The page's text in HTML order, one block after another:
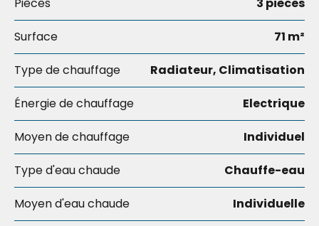
Surface 71 m²
Type de chauffage Radiateur, Climatisation
Énergie de chauffage Electrique
Moyen de chauffage Individuel
Type d'eau chaude Chauffe-eau
Moyen d'eau chaude Individuelle